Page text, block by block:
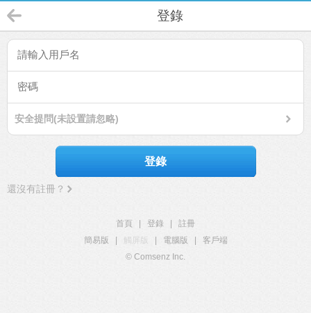
登錄
安全提問(未設置請忽略)
登錄
還沒有註冊？
首頁 登錄
註冊
簡易版
觸屏版 電腦版
客戶端
© Comsenz Inc.